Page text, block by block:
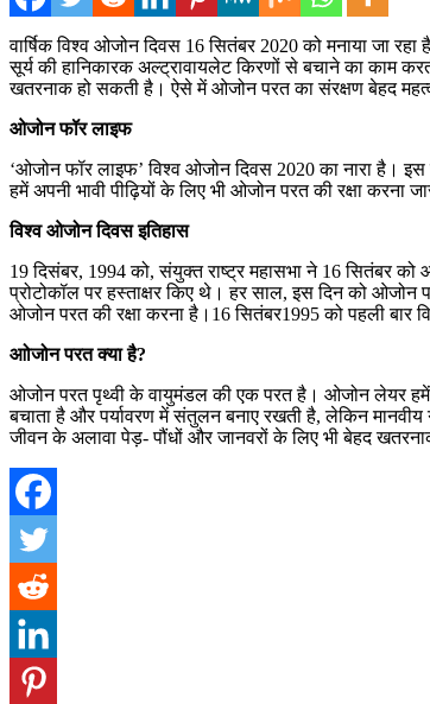
वार्षिक विश्व ओजोन दिवस 16 सितंबर 2020 को मनाया जा
सूर्य की हानिकारक अल्ट्रावायलेट किरणों से बचाने का काम
खतरनाक हो सकती है। ऐसे में ओजोन परत का संरक्षण बेहद
ओजोन फॉर लाइफ
‘ओजोन फॉर लाइफ’ विश्व ओजोन दिवस 2020 का नारा है।
हमें अपनी भावी पीढ़ियों के लिए भी ओजोन परत की रक्षा
विश्व ओजोन दिवस इतिहास
19 दिसंबर, 1994 को, संयुक्त राष्ट्र महासभा ने 16 सितंबर
प्रोटोकॉल पर हस्ताक्षर किए थे। हर साल, इस दिन को ओजोन
ओजोन परत की रक्षा करना है।16 सितंबर1995 को पहली बार
आोजोन परत क्या है?
ओजोन परत पृथ्वी के वायुमंडल की एक परत है। ओजोन लेयर
बचाता है और पर्यावरण में संतुलन बनाए रखती है, लेकिन
जीवन के अलावा पेड़- पौंधों और जानवरों के लिए भी बेहद